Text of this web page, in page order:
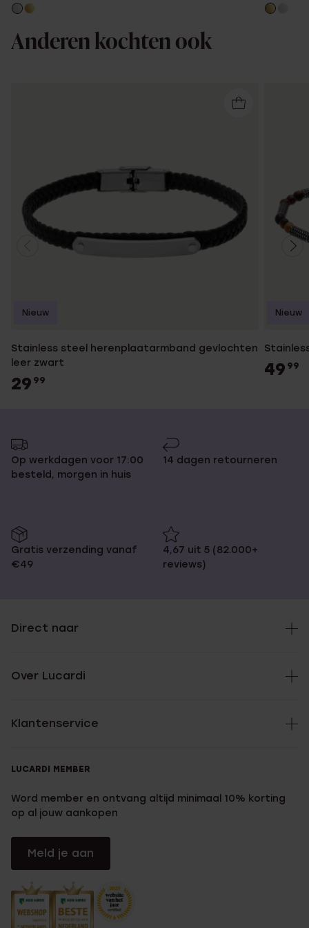
Anderen kochten ook
Stainless steel herenplaatarmband gevlochten
leer zwart
29 99
Nieuw
49 99
Nieuw
Op werkdagen voor 17:00
besteld, morgen in huis
14 dagen retourneren
Gratis verzending vanaf
€49
4,67 uit 5 (82.000+
reviews)
Direct naar
Over Lucardi
Klantenservice
LUCARDI MEMBER
Word member en ontvang altijd minimaal 10% korting
op al jouw aankopen
Meld je aan